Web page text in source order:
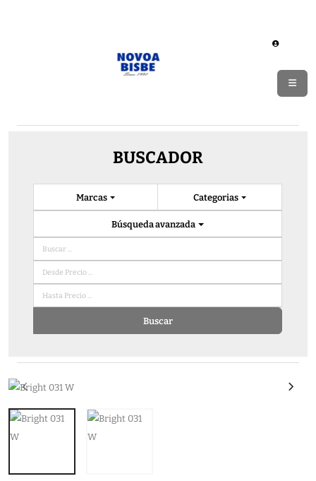
BUSCADOR
Categorias
Marcas
Búsqueda avanzada
Buscar